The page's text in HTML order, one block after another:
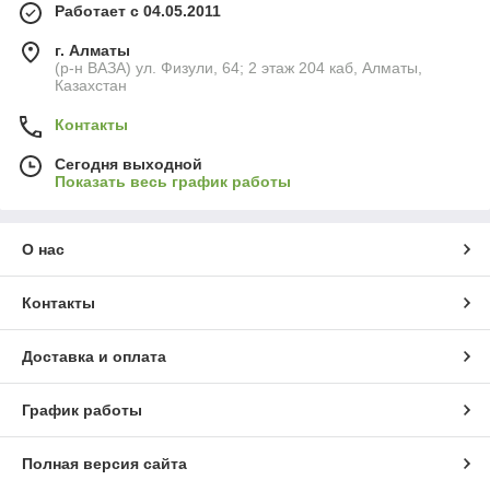
Работает с 04.05.2011
г. Алматы
(р-н ВАЗА) ул. Физули, 64; 2 этаж 204 каб, Алматы,
Казахстан
Контакты
Сегодня выходной
Показать весь график работы
О нас
Контакты
Доставка и оплата
График работы
Полная версия сайта